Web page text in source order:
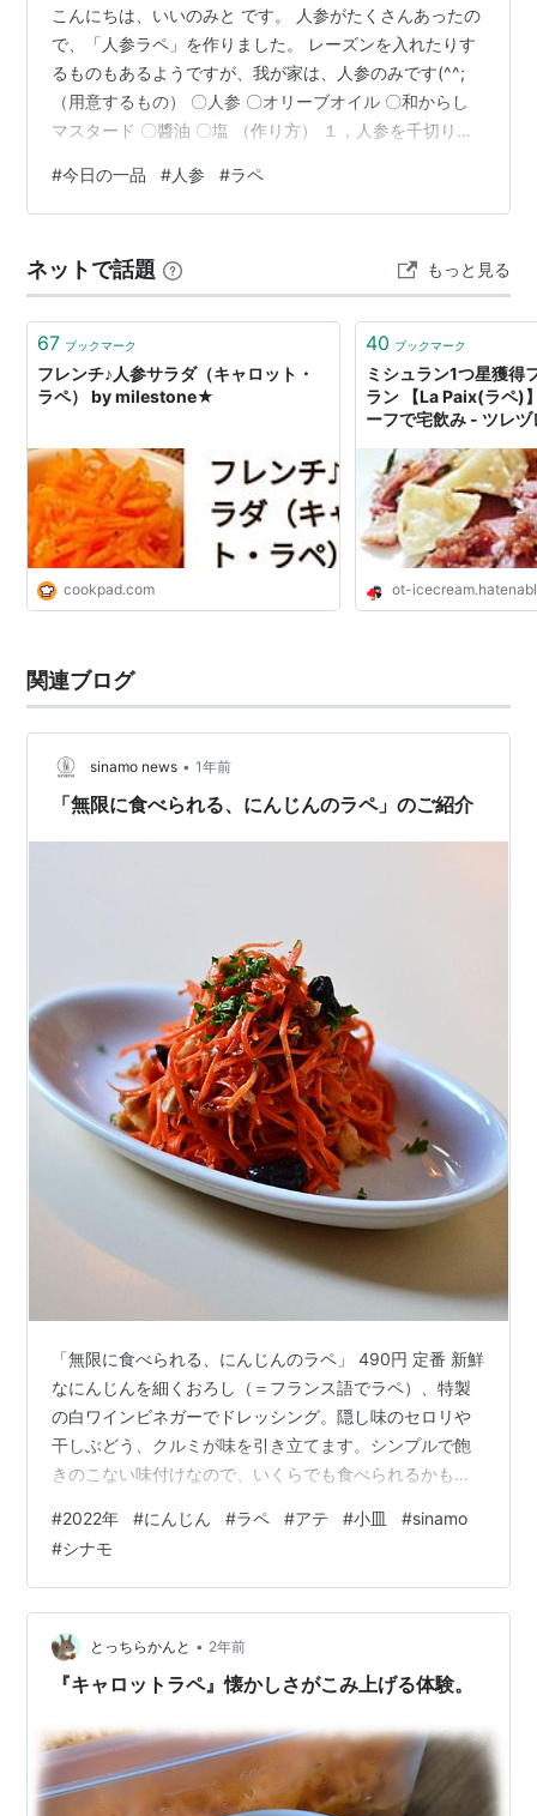
こんにちは、いいのみと です。 人参がたくさんあったの
で、「人参ラペ」を作りました。 レーズンを入れたりす
るものもあるようですが、我が家は、人参のみです(^^;
（用意するもの） 〇人参 〇オリーブオイル 〇和からし
マスタード 〇醬油 〇塩 （作り方） １，人参を千切りに
り水分を取る ４，ボールにオリーブオイル、和からしマ
スタード、醤油、塩を入れて混ぜる ５，４，に３、を加
ドは辛みが少ないので、多めに入れた方が美味しいで
す。 醤油は入れなくても、入れてもお好みで。 他の料理
に合わせて、醤油…
#今日の一品 #人参 #ラペ
ネットで話題 もっと見る
67 ブックマーク
フレンチ♪人参サラダ（キャロット・
ラペ） by milestone★
cookpad.com
40 ブックマーク
ミシュラン1つ星獲得
ラン 【La Paix(ラペ)
ーフで宅飲み - ツレ
ot-
関連ブログ
sinamo news • 1年前
「無限に食べられる、にんじんのラペ」のご紹介
「無限に食べられる、にんじんのラペ」 490円 定番 新鮮
なにんじんを細くおろし（＝フランス語でラペ）、特製
の白ワインビネガーでドレッシング。隠し味のセロリや
干しぶどう、クルミが味を引き立てます。シンプルで飽
きのこない味付けなので、いくらでも食べられるかも知
ラダや前菜としても良しの本品はサッパリとしたビネガ
ー風味が食欲をそそります。女性はもちろん、店主のよ
うな中高年男性にこそ召し上がっていただきたい一品で
す。^^;
#2022年 #にんじん #ラペ #アテ #小皿 #sinamo
#シナモ
とっちらかんと • 2年前
『キャロットラペ』懐かしさがこみ上げる体験。